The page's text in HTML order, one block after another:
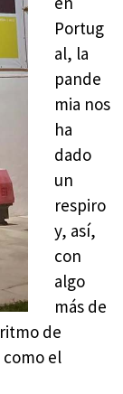
Portug
al, la
pande
mia nos
ha
dado
un
respiro
y, así,
con
algo
más de
de
el